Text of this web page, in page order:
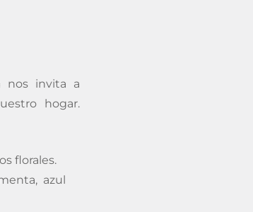
nos invita a
hogar.
florales.
azul